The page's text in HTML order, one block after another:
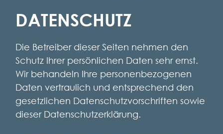
DATENSCHUTZ
Die Betreiber dieser Seiten nehmen den
Schutz Ihrer persönlichen Daten sehr ernst.
Wir behandeln Ihre personenbezogenen
Daten vertraulich und entsprechend den
gesetzlichen Datenschutzvorschriften sowie
dieser Datenschutzerklärung.